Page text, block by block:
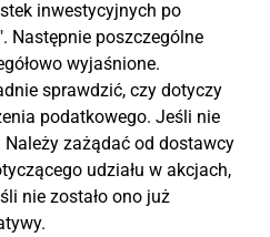
inwestycyjnych po
Następnie poszczególne
wyjaśnione.
sprawdzić, czy dotyczy
podatkowego. Jeśli nie
Należy zażądać od dostawcy
udziału w akcjach,
nie zostało ono już